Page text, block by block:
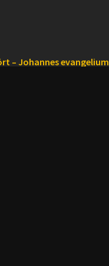
– Johannes evangelium